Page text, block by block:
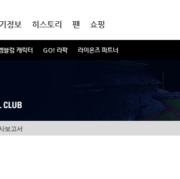
블럼 캐릭터 GO! 라팍 라이온즈 파트너
정보 히스토리 팬 쇼핑
보고서